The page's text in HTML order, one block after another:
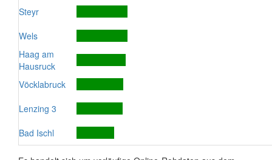
Steyr
Wels
Haag am
Hausruck
Vöcklabruck
Lenzing 3
Bad Ischl